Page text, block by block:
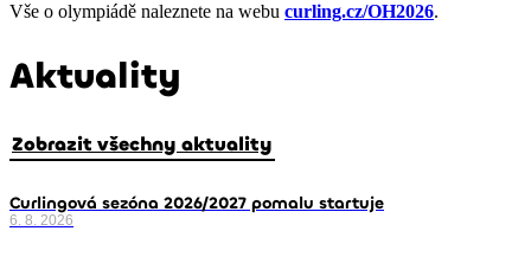
Vše o olympiádě naleznete na webu curling.cz/OH2026.
Aktuality
Zobrazit všechny aktuality
Curlingová sezóna 2026/2027 pomalu startuje
6. 8. 2026